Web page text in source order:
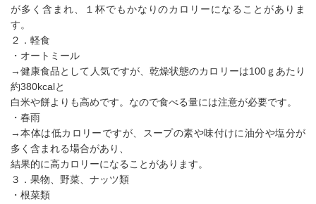
が多く含まれ、１杯でもかなりのカロリーになることがありま
す。
２．軽食
・オートミール
→健康食品として人気ですが、乾燥状態のカロリーは100ｇあたり
約380kcalと
白米や餅よりも高めです。なので食べる量には注意が必要です。
・春雨
→本体は低カロリーですが、スープの素や味付けに油分や塩分が
多く含まれる場合があり、
結果的に高カロリーになることがあります。
３．果物、野菜、ナッツ類
・根菜類